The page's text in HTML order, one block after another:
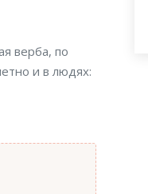
верба, по
и в людях: